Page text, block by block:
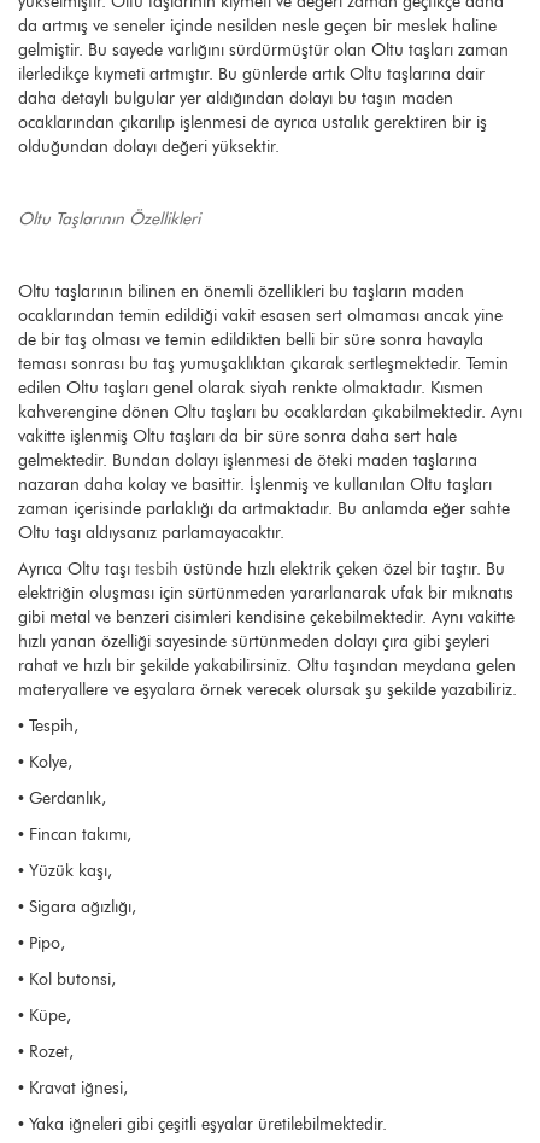
da artmış ve seneler içinde nesilden nesle geçen bir meslek haline
gelmiştir. Bu sayede varlığını sürdürmüştür olan Oltu taşları zaman
ilerledikçe kıymeti artmıştır. Bu günlerde artık Oltu taşlarına dair
daha detaylı bulgular yer aldığından dolayı bu taşın maden
ocaklarından çıkarılıp işlenmesi de ayrıca ustalık gerektiren bir iş
olduğundan dolayı değeri yüksektir.
Oltu Taşlarının Özellikleri
Oltu taşlarının bilinen en önemli özellikleri bu taşların maden
ocaklarından temin edildiği vakit esasen sert olmaması ancak yine
de bir taş olması ve temin edildikten belli bir süre sonra havayla
teması sonrası bu taş yumuşaklıktan çıkarak sertleşmektedir. Temin
edilen Oltu taşları genel olarak siyah renkte olmaktadır. Kısmen
kahverengine dönen Oltu taşları bu ocaklardan çıkabilmektedir. Aynı
vakitte işlenmiş Oltu taşları da bir süre sonra daha sert hale
gelmektedir. Bundan dolayı işlenmesi de öteki maden taşlarına
nazaran daha kolay ve basittir. İşlenmiş ve kullanılan Oltu taşları
zaman içerisinde parlaklığı da artmaktadır. Bu anlamda eğer sahte
Oltu taşı aldıysanız parlamayacaktır.
Ayrıca Oltu taşı tesbih üstünde hızlı elektrik çeken özel bir taştır. Bu
elektriğin oluşması için sürtünmeden yararlanarak ufak bir mıknatıs
gibi metal ve benzeri cisimleri kendisine çekebilmektedir. Aynı vakitte
hızlı yanan özelliği sayesinde sürtünmeden dolayı çıra gibi şeyleri
rahat ve hızlı bir şekilde yakabilirsiniz. Oltu taşından meydana gelen
materyallere ve eşyalara örnek verecek olursak şu şekilde yazabiliriz.
• Tespih,
• Kolye,
• Gerdanlık,
• Fincan takımı,
• Yüzük kaşı,
• Sigara ağızlığı,
• Pipo,
• Kol butonsi,
• Küpe,
• Rozet,
• Kravat iğnesi,
• Yaka iğneleri gibi çeşitli eşyalar üretilebilmektedir.